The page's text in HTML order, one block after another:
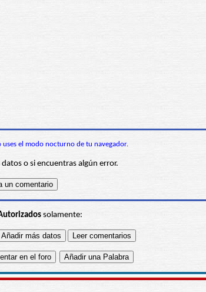
uses el modo nocturno de tu navegador.
o si encuentras algún error.
solamente: